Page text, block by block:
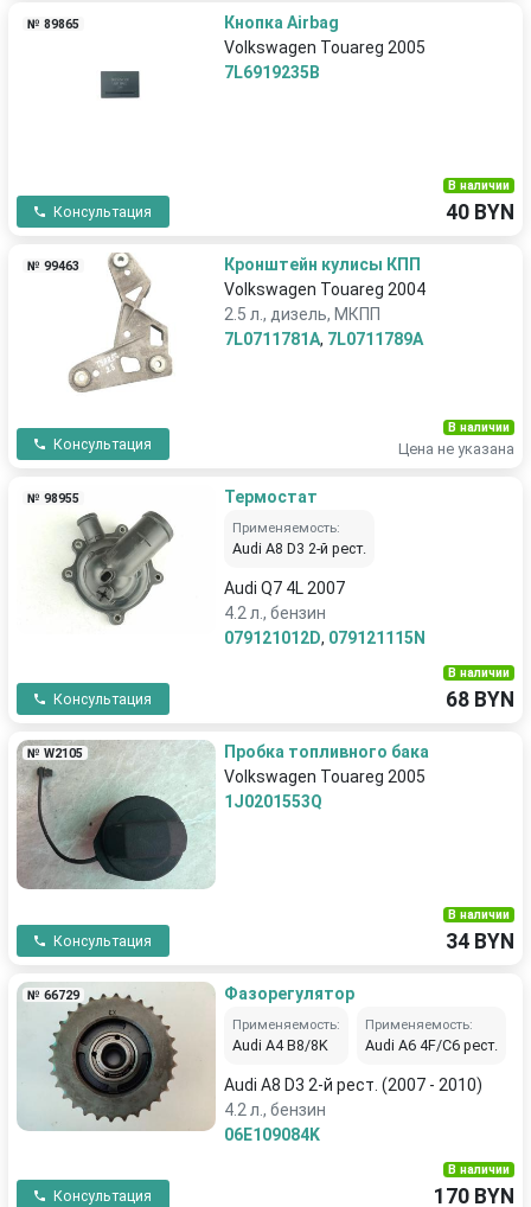
№ 89865
Кнопка Airbag
Volkswagen Touareg 2005
7L6919235B
Консультация
В наличии
40 BYN
№ 99463
Кронштейн кулисы КПП
Volkswagen Touareg 2004
2.5 л., дизель, МКПП
7L0711781A, 7L0711789A
Консультация
В наличии
Цена не указана
№ 98955 Термостат
Применяемость:
Audi A8 D3 2-й рест.
Audi Q7 4L 2007
4.2 л., бензин
079121012D, 079121115N
Консультация
В наличии
68 BYN
№ W2105
Пробка топливного бака
Volkswagen Touareg 2005
1J0201553Q
Консультация
В наличии
34 BYN
№ 66729 Фазорегулятор
Применяемость:
Audi A4 B8/8K
Применяемость:
Audi A6 4F/C6 рест.
Audi A8 D3 2-й рест. (2007 - 2010)
4.2 л., бензин
06E109084K
Консультация
В наличии
170 BYN